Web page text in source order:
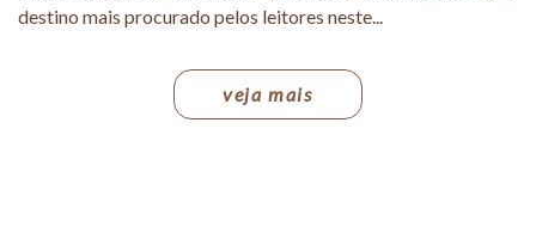
destino mais procurado pelos leitores neste...
veja mais